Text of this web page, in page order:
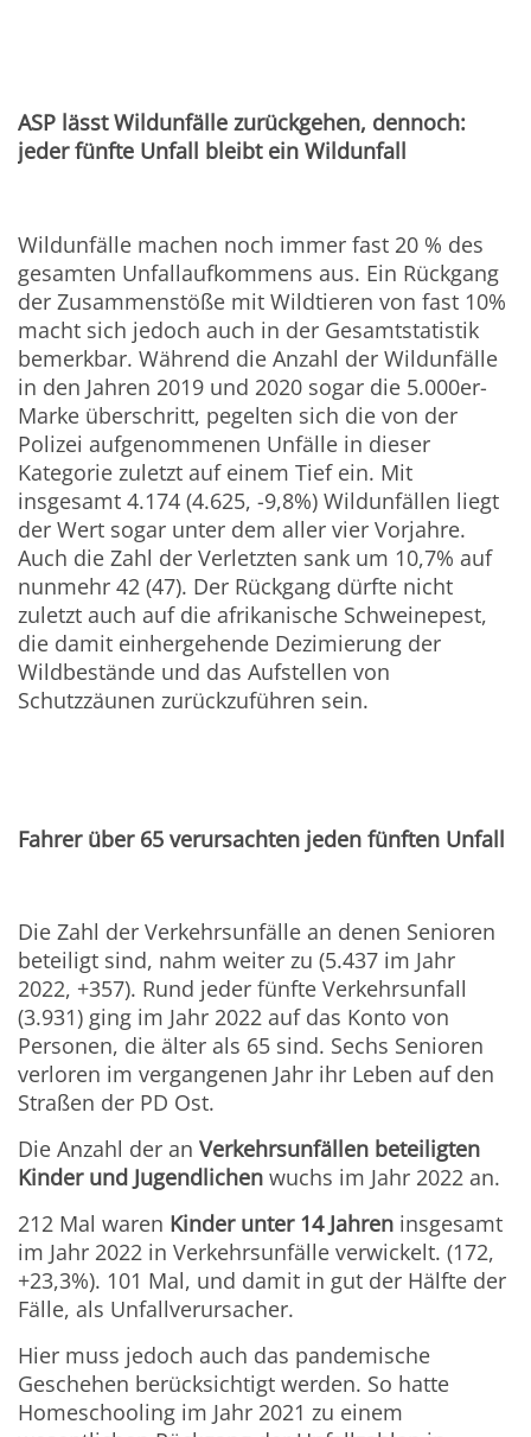
ASP lässt Wildunfälle zurückgehen, dennoch:
jeder fünfte Unfall bleibt ein Wildunfall
Wildunfälle machen noch immer fast 20 % des
gesamten Unfallaufkommens aus. Ein Rückgang
der Zusammenstöße mit Wildtieren von fast 10%
macht sich jedoch auch in der Gesamtstatistik
bemerkbar. Während die Anzahl der Wildunfälle
in den Jahren 2019 und 2020 sogar die 5.000er-
Marke überschritt, pegelten sich die von der
Polizei aufgenommenen Unfälle in dieser
Kategorie zuletzt auf einem Tief ein. Mit
insgesamt 4.174 (4.625, -9,8%) Wildunfällen liegt
der Wert sogar unter dem aller vier Vorjahre.
Auch die Zahl der Verletzten sank um 10,7% auf
nunmehr 42 (47). Der Rückgang dürfte nicht
zuletzt auch auf die afrikanische Schweinepest,
die damit einhergehende Dezimierung der
Wildbestände und das Aufstellen von
Schutzzäunen zurückzuführen sein.
Fahrer über 65 verursachten jeden fünften Unfall
Die Zahl der Verkehrsunfälle an denen Senioren
beteiligt sind, nahm weiter zu (5.437 im Jahr
2022, +357). Rund jeder fünfte Verkehrsunfall
(3.931) ging im Jahr 2022 auf das Konto von
Personen, die älter als 65 sind. Sechs Senioren
verloren im vergangenen Jahr ihr Leben auf den
Straßen der PD Ost.
Die Anzahl der anVerkehrsunfällen beteiligten
Kinder und Jugendlichenwuchs im Jahr 2022 an.
212 Mal waren Kinder unter 14 Jahren insgesamt
im Jahr 2022 in Verkehrsunfälle verwickelt. (172,
+23,3%). 101 Mal, und damit in gut der Hälfte der
Fälle, als Unfallverursacher.
Hier muss jedoch auch das pandemische
Geschehen berücksichtigt werden. So hatte
Homeschooling im Jahr 2021 zu einem